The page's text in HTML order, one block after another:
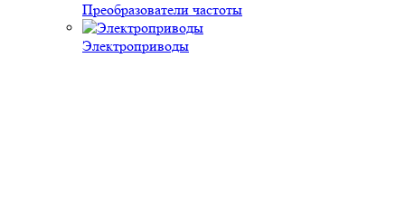
Преобразователи частоты
Электроприводы